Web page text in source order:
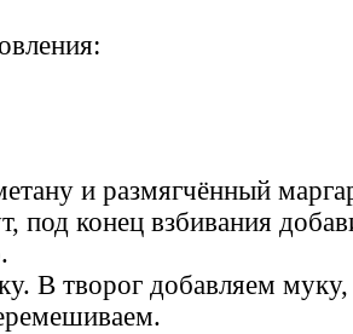
и размягчённый
под конец взбивания
В творог добавляем